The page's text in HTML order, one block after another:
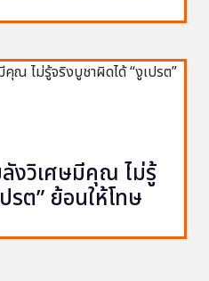
งวิเศษมีคุณ ไม่รู้
รต” ย้อนให้โทษ